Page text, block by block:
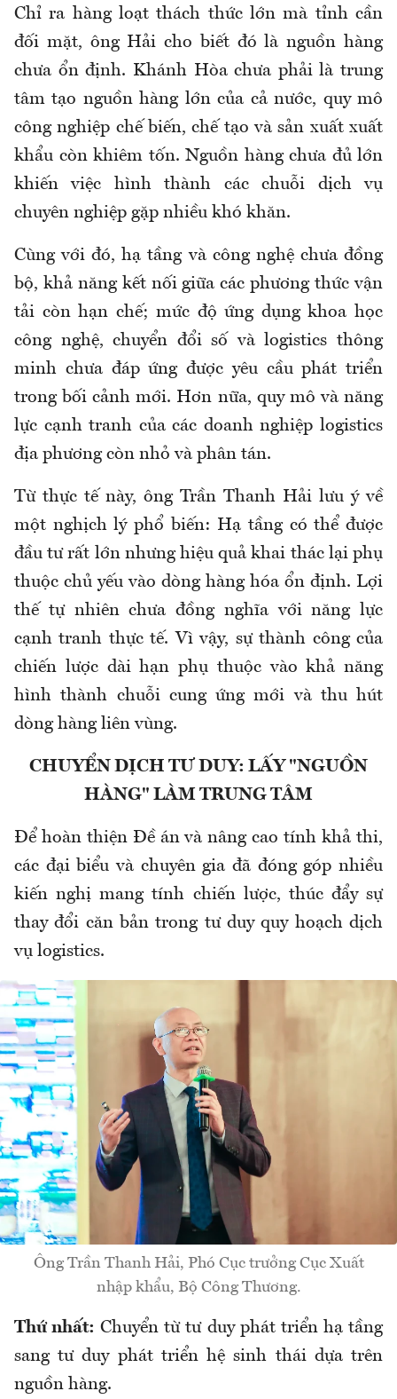
Chỉ ra hàng loạt thách thức lớn mà tỉnh cần
đối mặt, ông Hải cho biết đó là nguồn hàng
chưa ổn định. Khánh Hòa chưa phải là trung
tâm tạo nguồn hàng lớn của cả nước, quy mô
công nghiệp chế biến, chế tạo và sản xuất xuất
khẩu còn khiêm tốn. Nguồn hàng chưa đủ lớn
khiến việc hình thành các chuỗi dịch vụ
chuyên nghiệp gặp nhiều khó khăn.
Cùng với đó, hạ tầng và công nghệ chưa đồng
bộ, khả năng kết nối giữa các phương thức vận
tải còn hạn chế; mức độ ứng dụng khoa học
công nghệ, chuyển đổi số và logistics thông
minh chưa đáp ứng được yêu cầu phát triển
trong bối cảnh mới. Hơn nữa, quy mô và năng
lực cạnh tranh của các doanh nghiệp logistics
địa phương còn nhỏ và phân tán.
Từ thực tế này, ông Trần Thanh Hải lưu ý về
một nghịch lý phổ biến: Hạ tầng có thể được
đầu tư rất lớn nhưng hiệu quả khai thác lại phụ
thuộc chủ yếu vào dòng hàng hóa ổn định. Lợi
thế tự nhiên chưa đồng nghĩa với năng lực
cạnh tranh thực tế. Vì vậy, sự thành công của
chiến lược dài hạn phụ thuộc vào khả năng
hình thành chuỗi cung ứng mới và thu hút
dòng hàng liên vùng.
CHUYỂN DỊCH TƯ DUY: LẤY "NGUỒN
HÀNG" LÀM TRUNG TÂM
Để hoàn thiện Đề án và nâng cao tính khả thi,
các đại biểu và chuyên gia đã đóng góp nhiều
kiến nghị mang tính chiến lược, thúc đẩy sự
thay đổi căn bản trong tư duy quy hoạch dịch
vụ logistics.
Ông Trần Thanh Hải, Phó Cục trưởng Cục Xuất
nhập khẩu, Bộ Công Thương.
Thứ nhất: Chuyển từ tư duy phát triển hạ tầng
sang tư duy phát triển hệ sinh thái dựa trên
nguồn hàng.